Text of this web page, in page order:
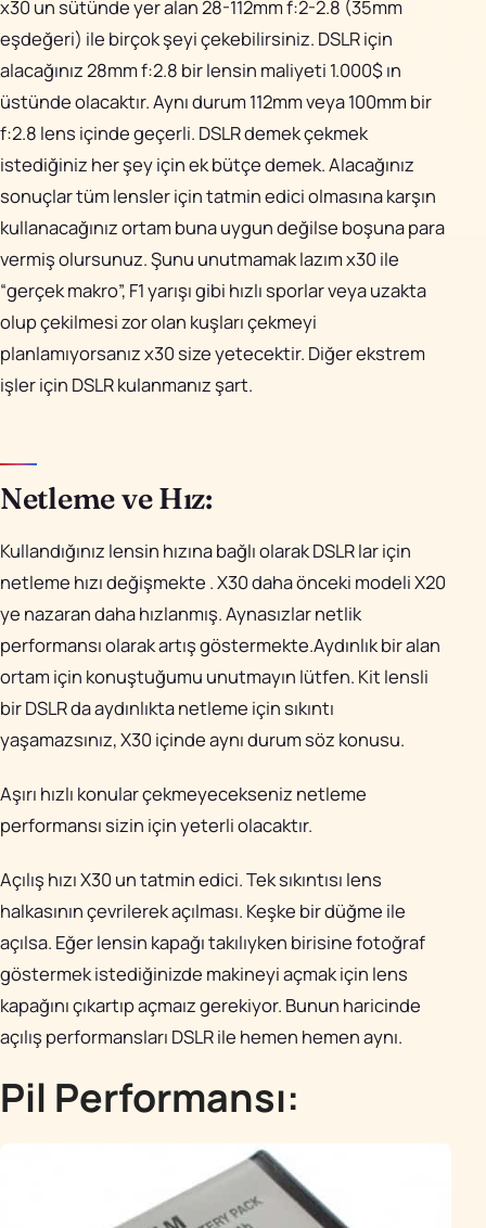
x30 un sütünde yer alan 28-112mm f:2-2.8 (35mm
eşdeğeri) ile birçok şeyi çekebilirsiniz. DSLR için
alacağınız 28mm f:2.8 bir lensin maliyeti 1.000$ ın
üstünde olacaktır. Aynı durum 112mm veya 100mm bir
f:2.8 lens içinde geçerli. DSLR demek çekmek
istediğiniz her şey için ek bütçe demek. Alacağınız
sonuçlar tüm lensler için tatmin edici olmasına karşın
kullanacağınız ortam buna uygun değilse boşuna para
vermiş olursunuz. Şunu unutmamak lazım x30 ile
“gerçek makro”, F1 yarışı gibi hızlı sporlar veya uzakta
olup çekilmesi zor olan kuşları çekmeyi
planlamıyorsanızx30 size yetecektir. Diğer ekstrem
işler için DSLR kulanmanız şart.
Netleme ve Hız:
Kullandığınız lensin hızına bağlı olarak DSLR lar için
netleme hızı değişmekte . X30 daha önceki modeli X20
ye nazaran daha hızlanmış. Aynasızlar netlik
performansı olarak artış göstermekte.Aydınlık bir alan
ortam için konuştuğumu unutmayın lütfen. Kit lensli
bir DSLR da aydınlıkta netleme için sıkıntı
yaşamazsınız, X30 içinde aynı durum söz konusu.
Aşırı hızlı konular çekmeyecekseniz netleme
performansı sizin için yeterli olacaktır.
Açılış hızı X30 un tatmin edici. Tek sıkıntısı lens
halkasının çevrilerek açılması. Keşke bir düğme ile
açılsa. Eğer lensin kapağı takılıyken birisine fotoğraf
göstermek istediğinizde makineyi açmak için lens
kapağını çıkartıp açmaız gerekiyor. Bunun haricinde
açılış performansları DSLR ile hemen hemen aynı.
Pil Performansı: